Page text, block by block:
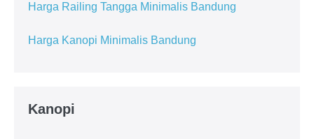
Harga Railing Tangga Minimalis Bandung
Harga Kanopi Minimalis Bandung
Kanopi